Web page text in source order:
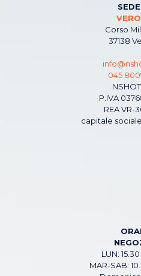
Corso
37138
045
NSHOT
P.IVA
REA VR-
capitale
LUN:
MAR-SAB: